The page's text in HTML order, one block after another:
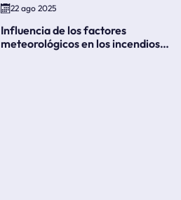
22 ago 2025
Influencia de los factores
meteorológicos en los incendios